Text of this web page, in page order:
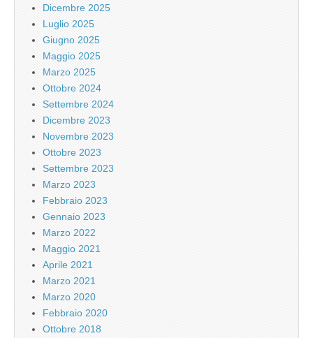
Dicembre 2025
Luglio 2025
Giugno 2025
Maggio 2025
Marzo 2025
Ottobre 2024
Settembre 2024
Dicembre 2023
Novembre 2023
Ottobre 2023
Settembre 2023
Marzo 2023
Febbraio 2023
Gennaio 2023
Marzo 2022
Maggio 2021
Aprile 2021
Marzo 2021
Marzo 2020
Febbraio 2020
Ottobre 2018